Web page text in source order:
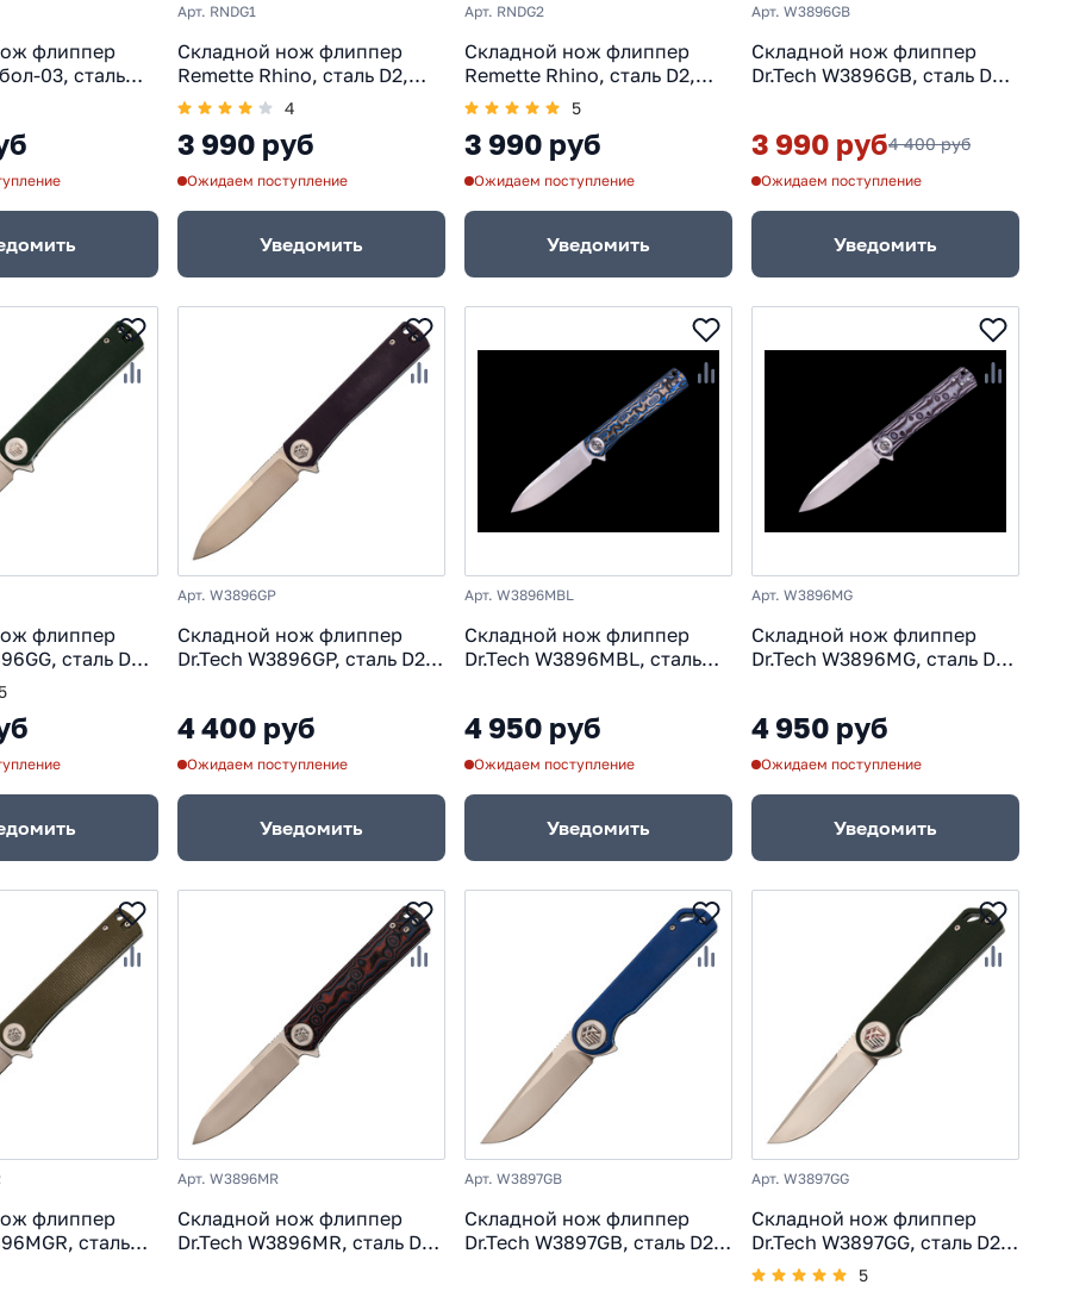
флиппер
03, сталь
Арт. RNDG1
Складной нож флиппер
Remette Rhino, сталь D2,
рукоять G10, черный
4
3 990 руб
Ожидаем поступление
Уведомить
Арт. RNDG2
Складной нож флиппер
Remette Rhino, сталь D2,
рукоять G10, зеленый
5
3 990 руб
Ожидаем поступление
Уведомить
Арт. W3896GB
Складной нож флиппер
Dr.Tech W3896GB, сталь D2,
3 990 руб4 400 руб
Ожидаем поступление
Уведомить
флиппер
сталь D2,
зеленый
5
Арт. W3896GP
Складной нож флиппер
Dr.Tech W3896GP, сталь D2,
4 400 руб
Ожидаем поступление
Уведомить
Арт. W3896MBL
Складной нож флиппер
Dr.Tech W3896MBL, сталь
4 950 руб
Ожидаем поступление
Уведомить
Арт. W3896MG
Складной нож флиппер
Dr.Tech W3896MG, сталь D2,
4 950 руб
Ожидаем поступление
Уведомить
флиппер
сталь
Арт. W3896MR
Складной нож флиппер
Dr.Tech W3896MR, сталь D2,
Арт. W3897GB
Складной нож флиппер
Dr.Tech W3897GB, сталь D2,
Арт. W3897GG
Складной нож флиппер
Dr.Tech W3897GG, сталь D2,
рукоять G10, зеленый
5